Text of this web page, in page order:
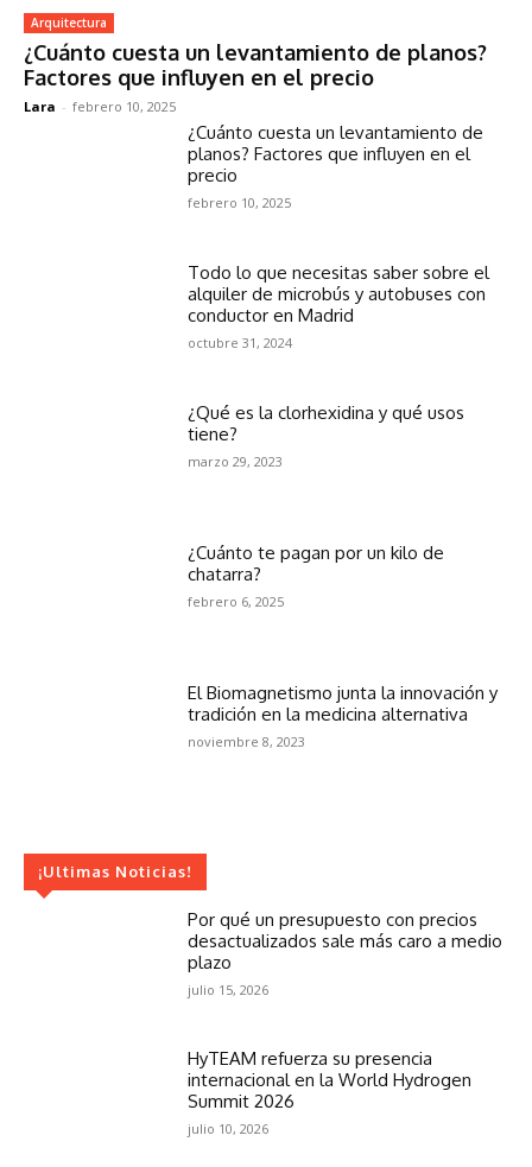
Arquitectura
¿Cuánto cuesta un levantamiento de planos?
Factores que influyen en el precio
Lara - febrero 10, 2025
¿Cuánto cuesta un levantamiento de
planos? Factores que influyen en el
precio
febrero 10, 2025
Todo lo que necesitas saber sobre el
alquiler de microbús y autobuses con
conductor en Madrid
octubre 31, 2024
¿Qué es la clorhexidina y qué usos
tiene?
marzo 29, 2023
¿Cuánto te pagan por un kilo de
chatarra?
febrero 6, 2025
El Biomagnetismo junta la innovación y
tradición en la medicina alternativa
noviembre 8, 2023
¡Ultimas Noticias!
Por qué un presupuesto con precios
desactualizados sale más caro a medio
plazo
julio 15, 2026
HyTEAM refuerza su presencia
internacional en la World Hydrogen
Summit 2026
julio 10, 2026